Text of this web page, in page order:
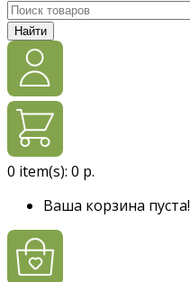
Найти
0 item(s): 0 р.
Ваша корзина пуста!